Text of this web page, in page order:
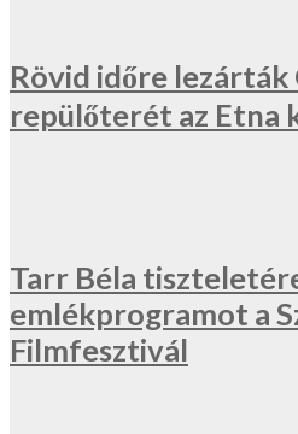
Rövid időre lezárták
repülőterét az Etna
Tarr Béla
emlékprogramot a
Filmfesztivál